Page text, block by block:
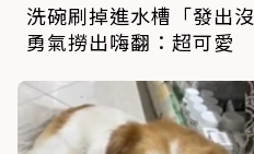
洗碗刷掉進水槽「發出
勇氣撈出嗨翻：超可愛